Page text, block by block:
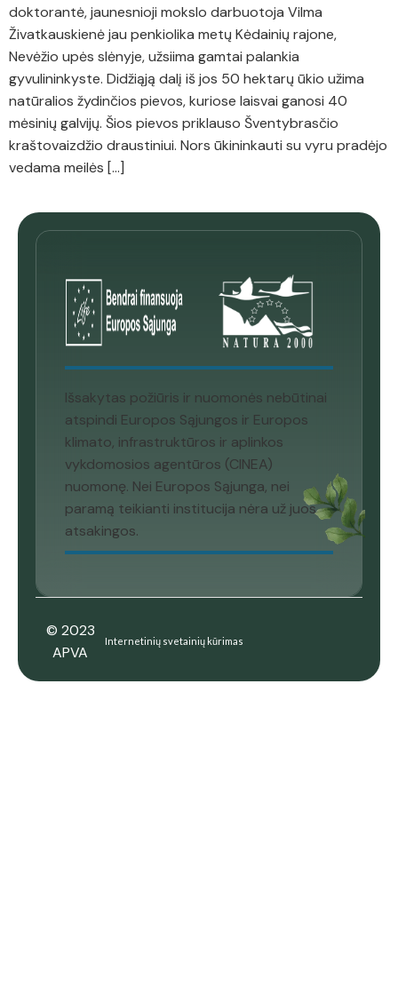
doktorantė, jaunesnioji mokslo darbuotoja Vilma
Živatkauskienė jau penkiolika metų Kėdainių rajone,
Nevėžio upės slėnyje, užsiima gamtai palankia
gyvulininkyste. Didžiąją dalį iš jos 50 hektarų ūkio užima
natūralios žydinčios pievos, kuriose laisvai ganosi 40
mėsinių galvijų. Šios pievos priklauso Šventybrasčio
kraštovaizdžio draustiniui. Nors ūkininkauti su vyru pradėjo
vedama meilės […]
Išsakytas požiūris ir nuomonės nebūtinai
atspindi Europos Sąjungos ir Europos
klimato, infrastruktūros ir aplinkos
vykdomosios agentūros (CINEA)
nuomonę. Nei Europos Sąjunga, nei
paramą teikianti institucija nėra už juos
atsakingos.
© 2023
APVA
Internetinių svetainių kūrimas